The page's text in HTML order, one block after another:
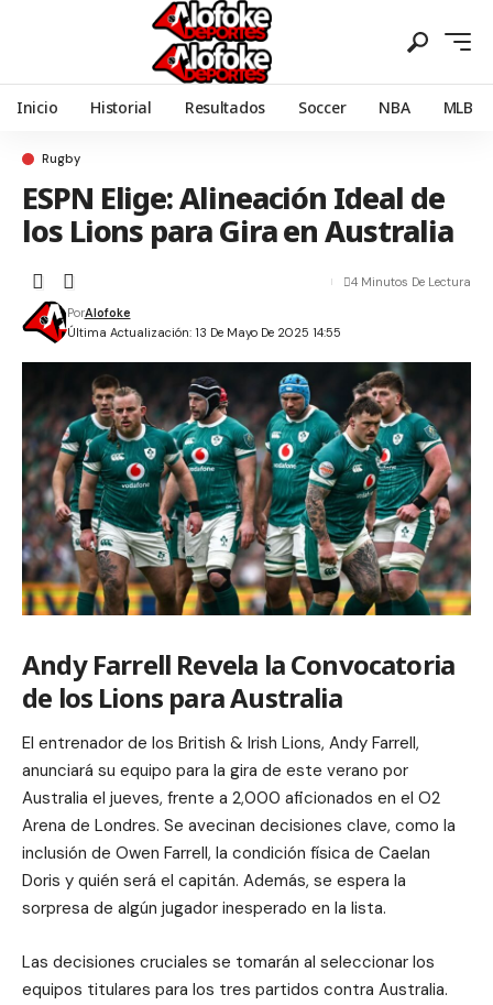
Inicio Historial Resultados Soccer NBA MLB
Rugby
ESPN Elige: Alineación Ideal de
los Lions para Gira en Australia
Última Actualización: 13 De Mayo De 2025 14:55
PorAlofoke
4 Minutos De Lectura
Andy Farrell Revela la Convocatoria
de los Lions para Australia
El entrenador de los British & Irish Lions, Andy Farrell,
anunciará su equipo para la gira de este verano por
Australia el jueves, frente a 2,000 aficionados en el O2
Arena de Londres. Se avecinan decisiones clave, como la
inclusión de Owen Farrell, la condición física de Caelan
Doris y quién será el capitán. Además, se espera la
sorpresa de algún jugador inesperado en la lista.
Las decisiones cruciales se tomarán al seleccionar los
equipos titulares para los tres partidos contra Australia.